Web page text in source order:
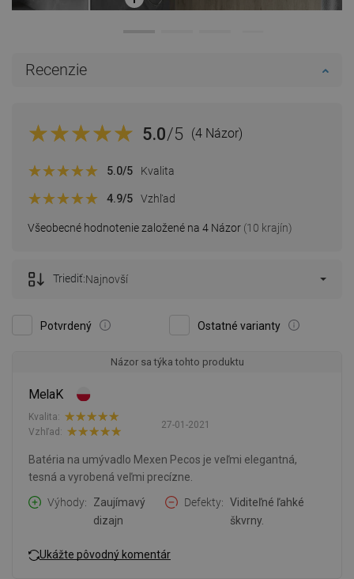
Recenzie
5.0/5 (4 Názor)
Všeobecné hodnotenie založené na 4 Názor (10 krajín)
5.0/5 Kvalita
4.9/5 Vzhľad
Potvrdený Ostatné varianty
Triediť:Najnovší
Názor sa týka tohto produktu
MelaK
27-01-2021
Kvalita:
Vzhľad:
Batéria na umývadlo Mexen Pecos je veľmi elegantná,
tesná a vyrobená veľmi precízne.
Výhody
Zaujímavý
dizajn
Defekty
Viditeľné ľahké
škvrny.
Ukážte pôvodný komentár